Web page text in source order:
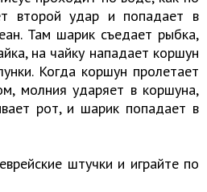
второй удар и попадает в
Там шарик съедает рыбка,
на чайку нападает коршун
Когда коршун пролетает
молния ударяет в коршуна,
рот, и шарик попадает в
штучки и играйте по